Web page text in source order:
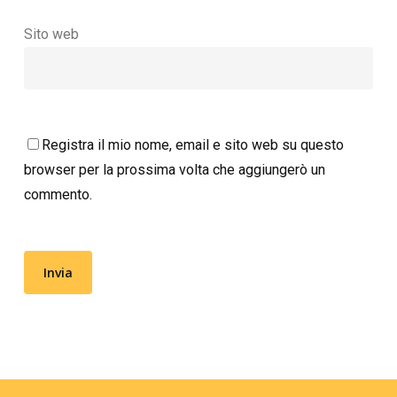
Sito web
Registra il mio nome, email e sito web su questo
browser per la prossima volta che aggiungerò un
commento.